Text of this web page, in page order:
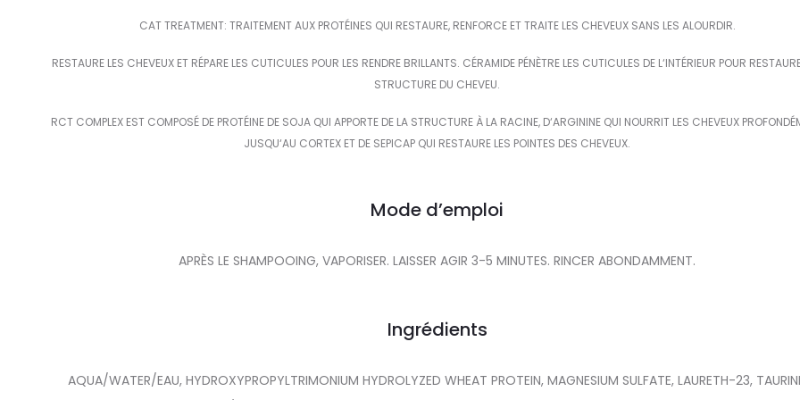
CAT TREATMENT: TRAITEMENT AUX PROTÉINES QUI RESTAURE, RENFORCE ET TRAITE LES CHEVEUX SANS LES ALOURDIR.
RESTAURE LES CHEVEUX ET RÉPARE LES CUTICULES POUR LES RENDRE BRILLANTS. CÉRAMIDE PÉNÈTRE LES CUTICULES DE L‘INTÉRIEUR POUR
STRUCTURE DU CHEVEU.
RCT COMPLEX EST COMPOSÉ DE PROTÉINE DE SOJA QUI APPORTE DE LA STRUCTURE À LA RACINE, D‘ARGININE QUI NOURRIT LES CHEVEUX
JUSQU‘AU CORTEX ET DE SEPICAP QUI RESTAURE LES POINTES DES CHEVEUX.
Mode d’emploi
APRÈS LE SHAMPOOING, VAPORISER. LAISSER AGIR 3-5 MINUTES. RINCER ABONDAMMENT.
Ingrédients
AQUA/WATER/EAU, HYDROXYPROPYLTRIMONIUM HYDROLYZED WHEAT PROTEIN, MAGNESIUM SULFATE, LAURETH-23,